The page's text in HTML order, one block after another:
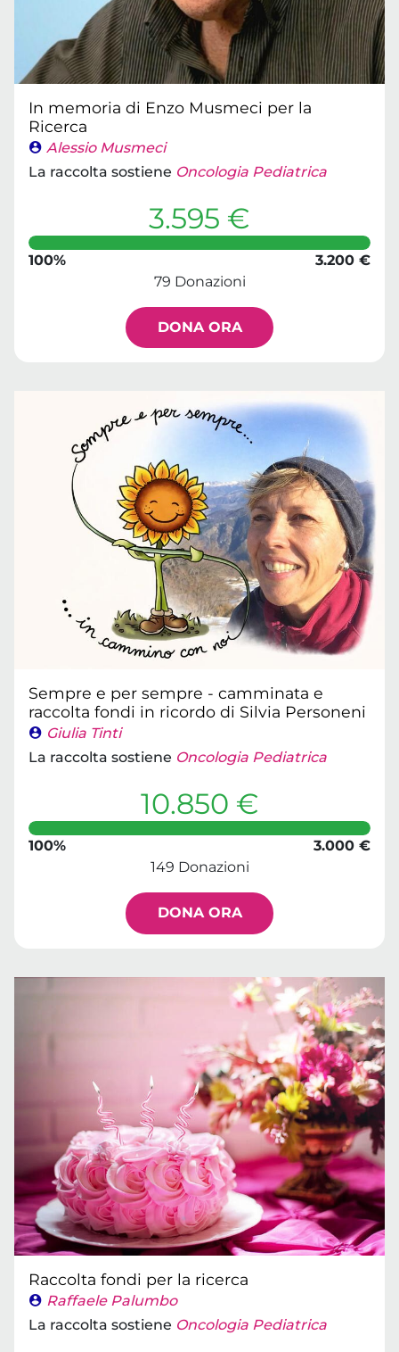
In memoria di Enzo Musmeci per la
Ricerca
Alessio Musmeci
La raccolta sostiene Oncologia Pediatrica
3.595 €
100%
3.200 €
79 Donazioni
DONA ORA
Sempre e per sempre - camminata e
raccolta fondi in ricordo di Silvia Personeni
Giulia Tinti
La raccolta sostiene Oncologia Pediatrica
10.850 €
100%
3.000 €
149 Donazioni
DONA ORA
Raccolta fondi per la ricerca
Raffaele Palumbo
La raccolta sostiene Oncologia Pediatrica